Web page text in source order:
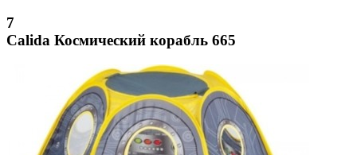
7
Calida Космический корабль 665